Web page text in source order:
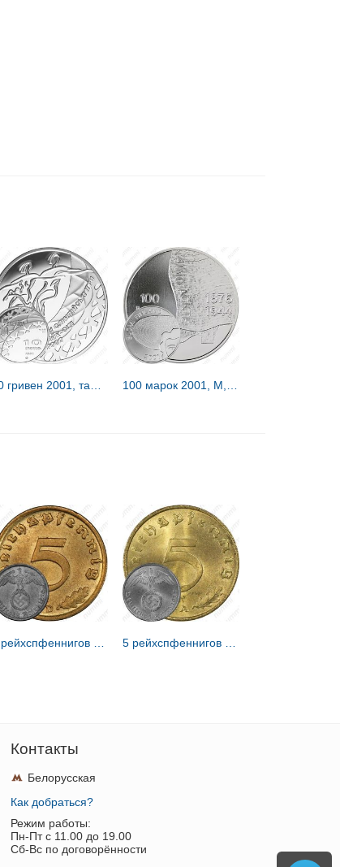
Контакты
Белорусская
Как добраться?
Режим работы:
Пн-Пт c 11.00 до 19.00
Сб-Вс по договорённости